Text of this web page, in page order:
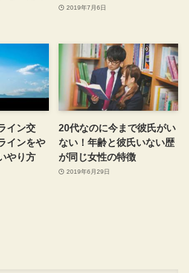
2019年7月6日
イン交
インをや
やり方
20代なのに今まで彼氏がい
ない！年齢と彼氏いない歴
が同じ女性の特徴
2019年6月29日